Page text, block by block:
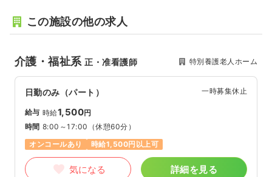
この施設の他の求人
介護・福祉系正・准看護師 特別養護老人ホーム
日勤のみ（パート） 一時募集休止
給与 時給1,500円
時間 8:00～17:00 （休憩60分）
オンコールあり
時給1,500円以上可
気になる 詳細を見る